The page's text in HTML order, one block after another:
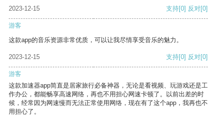
2023-12-15 支持[0] 反对[0]
游客
这款app的音乐资源非常优质，可以让我尽情享受音乐的魅力。
2023-12-15 支持[0] 反对[0]
游客
这款加速器app简直是居家旅行必备神器，无论是看视频、玩游戏还是工
作办公，都能畅享高速网络，再也不用担心网速卡顿了。以前出差的时
候，经常因为网速慢而无法正常使用网络，现在有了这个app，我再也不
用担心了。